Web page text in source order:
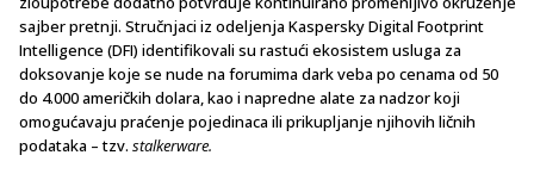
sajber pretnji. Stručnjaci iz odeljenja Kaspersky Digital Footprint
Intelligence (DFI) identifikovali su rastući ekosistem usluga za
doksovanje koje se nude na forumima dark veba po cenama od 50
do 4.000 američkih dolara, kao i napredne alate za nadzor koji
omogućavaju praćenje pojedinaca ili prikupljanje njihovih ličnih
podataka – tzv. stalkerware.